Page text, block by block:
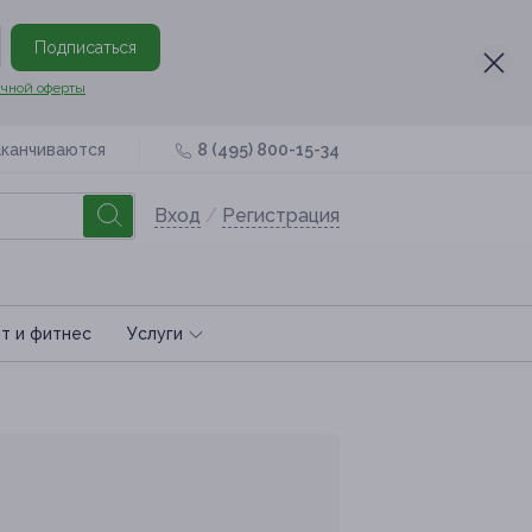
Подписаться
оферты
8 (495) 800-15-34
Вход / Регистрация
и фитнес Услуги